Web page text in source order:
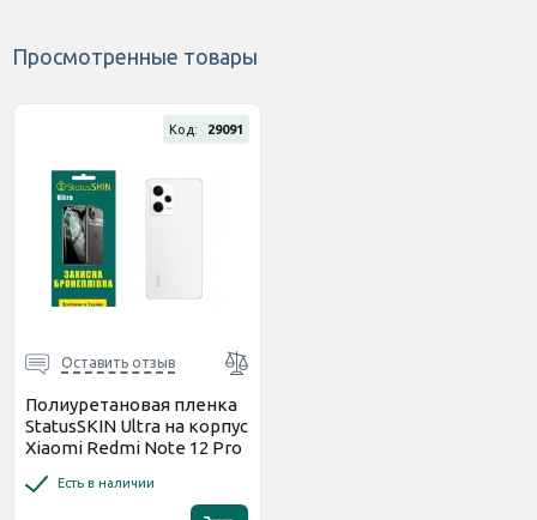
Просмотренные товары
Код: 29091
Оставить отзыв
Полиуретановая пленка
StatusSKIN Ultra на корпус
Xiaomi Redmi Note 12 Pro
Есть в наличии